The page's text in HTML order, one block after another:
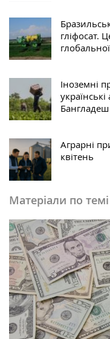
гліфосат.
Іноземні
Бангладеш
Аграрні
квітень
Матеріали по темі